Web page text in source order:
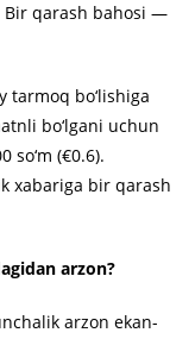
Bir qarash bahosi —
tarmoq bo‘lishiga
bo‘lgani uchun
so‘m (€0.6).
xabariga bir qarash
arzon?
arzon ekan-